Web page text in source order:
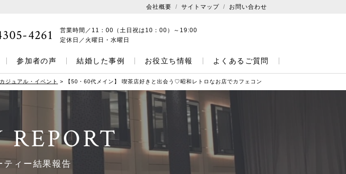
会社概要 サイトマップ お問い合わせ
4261 営業時間／ 11：00（土日祝は10：00）～19:00
定休日／ 火曜日・水曜日
参加者の声 結婚した事例 お役立ち情報 よくあるご質問
カジュアル・イベント > 【50・60代メイン】 喫茶店好きと出会う♡昭和レトロなお店でカフェコン
REPORT
ティー結果報告